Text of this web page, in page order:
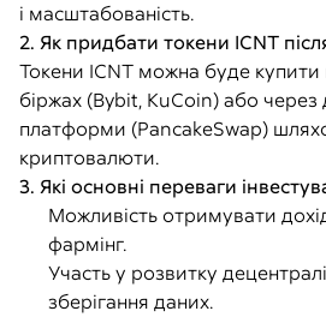
і масштабованість.
2. Як придбати токени ICNT
Токени ICNT можна буде купити
біржах (Bybit, KuCoin) або через
платформи (PancakeSwap)
криптовалюти.
3. Які основні переваги
Можливість отримувати
фармінг.
Участь у розвитку
зберігання даних.